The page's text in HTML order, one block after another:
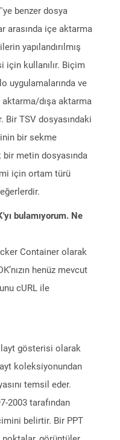
benzer dosya
arasında içe aktarma
yapılandırılmış
için kullanılır. Biçim
uygulamalarında ve
dışa aktarma
Bir TSV dosyasındaki
bir sekme
bir metin dosyasında
için ortam türü
bulamıyorum. Ne
Container olarak
henüz mevcut
cURL ile
gösterisi olarak
koleksiyonundan
temsil eder.
2003 tarafından
belirtir. Bir PPT